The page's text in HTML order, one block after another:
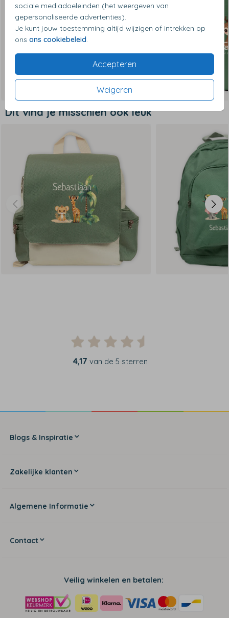
sociale mediadoeleinden (het weergeven van
gepersonaliseerde advertenties).
Je kunt jouw toestemming altijd wijzigen of intrekken op
ons ons cookiebeleid
Accepteren
Weigeren
Dit vind je misschien ook leuk
4,17 van de 5 sterren
Blogs & Inspiratie
Zakelijke klanten
Algemene Informatie
Contact
Veilig winkelen en betalen: